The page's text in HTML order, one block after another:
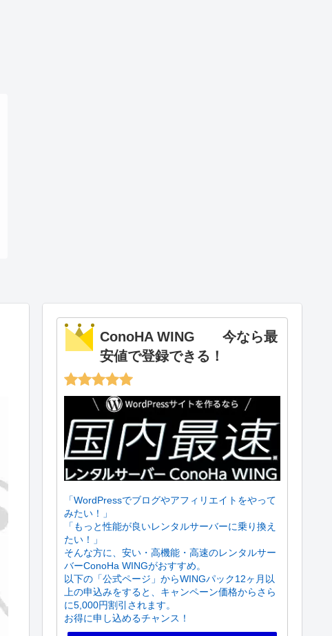
ConoHA WING 今なら最
安値で登録できる！
「WordPressでブログやアフィリエイトをやって
みたい！」
「もっと性能が良いレンタルサーバーに乗り換え
たい！」
そんな方に、安い・高機能・高速のレンタルサー
バーConoHa WINGがおすすめ。
以下の「公式ページ」からWINGパック12ヶ月以
上の申込みをすると、キャンペーン価格からさら
に5,000円割引されます。
お得に申し込めるチャンス！